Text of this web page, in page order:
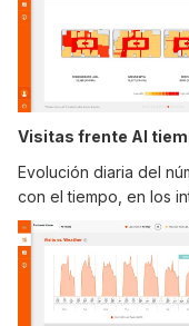
Visitas frente AI
Evolución diaria del
con el tiempo, en los